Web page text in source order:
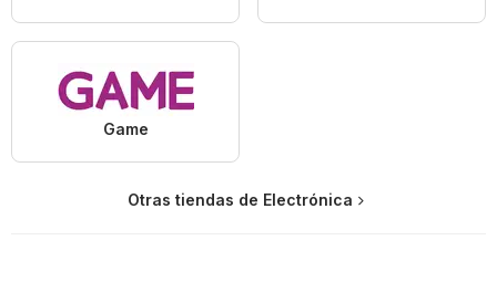
Game
Otras tiendas de Electrónica